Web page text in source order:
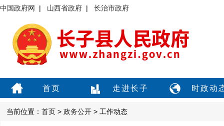
中国政府网 | 山西省政府 | 长治市政府
首页 走进长子 时政动
当前位置： 首页 > 政务公开 > 工作动态